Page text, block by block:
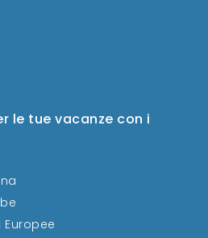
le tue vacanze con i